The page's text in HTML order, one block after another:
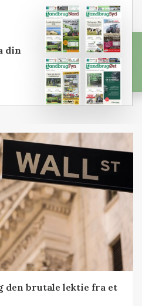
din
den brutale lektie fra et